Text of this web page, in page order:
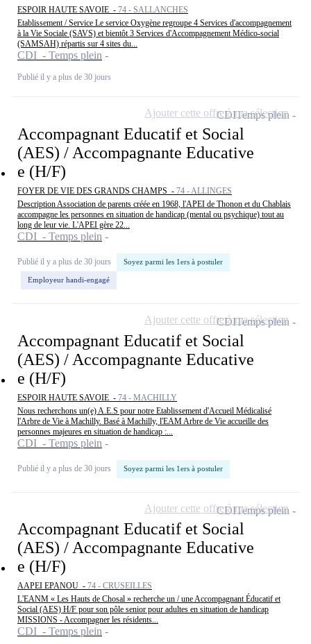
ESPOIR HAUTE SAVOIE - 74 - SALLANCHES
Etablissement / Service Le service Oxygène regroupe 4 Services d'accompagnement
à la Vie Sociale (SAVS) et bientôt 3 Services d'Accompagnement Médico-social
(SAMSAH) répartis sur 4 sites du...
CDI - Temps plein
Publié il y a plus de 30 jours
Accompagnant Educatif et Social
(AES) / Accompagnante Educative
e (H/F)
FOYER DE VIE DES GRANDS CHAMPS - 74 - ALLINGES
Description Association de parents créée en 1968, l'APEI de Thonon et du Chablais
accompagne les personnes en situation de handicap (mental ou psychique) tout au
long de leur vie. L'APEI gère 22...
CDI - Temps plein
Publié il y a plus de 30 jours Soyez parmi les 1ers à postuler
Employeur handi-engagé
CDITemps plein
Ajouter cette offre à ma sélection
Accompagnant Educatif et Social
(AES) / Accompagnante Educative
e (H/F)
ESPOIR HAUTE SAVOIE - 74 - MACHILLY
Nous recherchons un(e) A.E.S pour notre Etablissement d'Accueil Médicalisé
l'Arbre de Vie à Machilly. Basé à Machilly, l'EAM Arbre de Vie accueille des
personnes majeures en situation de handicap :...
CDI - Temps plein
Publié il y a plus de 30 jours Soyez parmi les 1ers à postuler
CDITemps plein
Ajouter cette offre à ma sélection
Accompagnant Educatif et Social
(AES) / Accompagnante Educative
e (H/F)
AAPEI EPANOU - 74 - CRUSEILLES
L'EANM « Les Hauts de Chosal » recherche un / une Accompagnant Éducatif et
Social (AES) H/F pour son pôle senior pour adultes en situation de handicap
MISSIONS - Accompagner les résidents...
CDI - Temps plein
CDITemps plein
Ajouter cette offre à ma sélection